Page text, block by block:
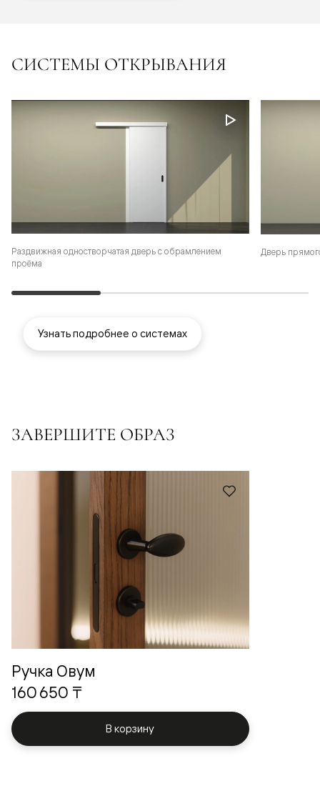
СИСТЕМЫ ОТКРЫВАНИЯ
Раздвижная одностворчатая дверь с обрамлением
проёма
Дверь
Узнать подробнее о системах
ЗАВЕРШИТЕ ОБРАЗ
Ручка Овум
160 650 ₸
В корзину